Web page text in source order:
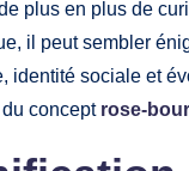
plus en plus de
il peut sembler
identité sociale et
concept rose-